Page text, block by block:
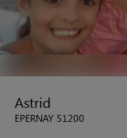
Astrid
EPERNAY 51200